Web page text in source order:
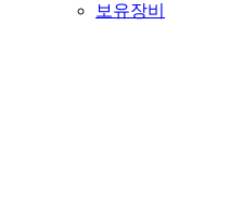
보유장비